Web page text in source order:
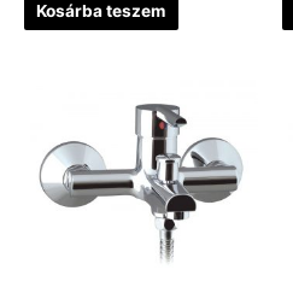
Kosárba teszem